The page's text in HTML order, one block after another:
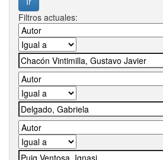
Filtros actuales: